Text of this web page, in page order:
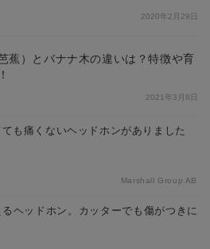
2020年2月29日
蕉）とバナナ木の違いは？特徴や育
2021年3月8日
も痛くないヘッドホンがありました
Marshall Group AB
ヘッドホン。カッターでも傷がつきに